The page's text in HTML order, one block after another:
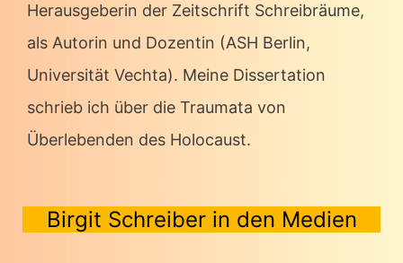
Herausgeberin der Zeitschrift Schreibräume,
als Autorin und Dozentin (ASH Berlin,
Universität Vechta). Meine Dissertation
schrieb ich über die Traumata von
Überlebenden des Holocaust.
Birgit Schreiber in den Medien